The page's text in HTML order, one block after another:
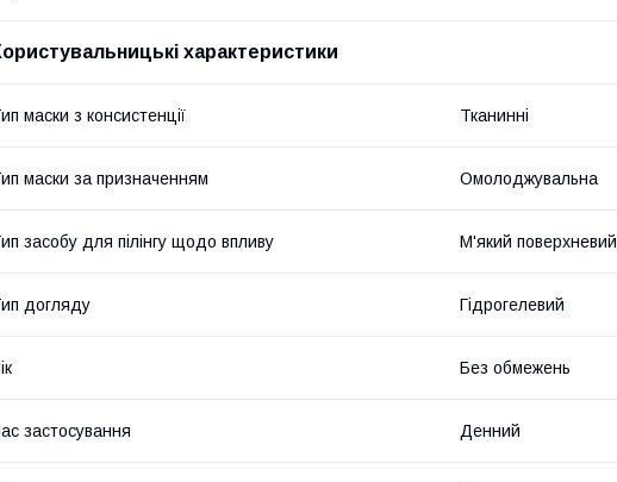
характеристики
маски з консистенції Тканинні
маски за призначенням Омолоджувальна
засобу для пілінгу щодо впливу М'який поверхневий
догляду Гідрогелевий
Без обмежень
застосування Денний